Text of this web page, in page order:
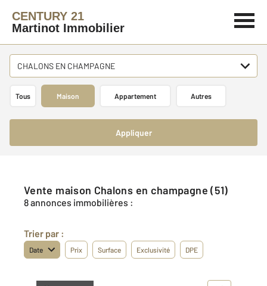
CENTURY 21
Martinot Immobilier
CHALONS EN CHAMPAGNE
Tous Maison Appartement Autres
Appliquer
Vente maison Chalons en champagne (51)
8 annonces immobilières :
Trier par :
Date Prix Surface Exclusivité DPE